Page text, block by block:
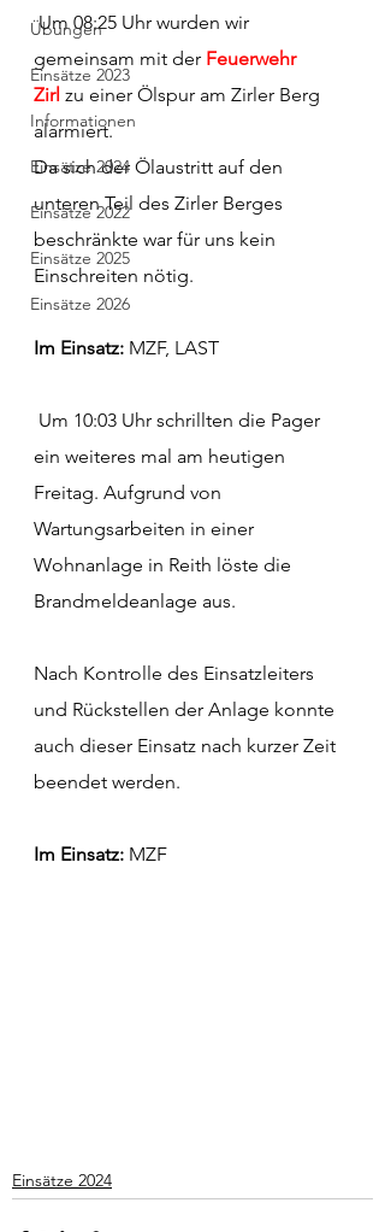
Übungen
Einsätze 2023
Informationen
Einsätze 2024
Einsätze 2022
Einsätze 2025
Einsätze 2026
Um 08:25 Uhr wurden wir
gemeinsam mit der Feuerwehr
Zirl zu einer Ölspur am Zirler Berg
alarmiert.
Da sich der Ölaustritt auf den
unteren Teil des Zirler Berges
beschränkte war für uns kein
Einschreiten nötig.
Im Einsatz: MZF, LAST
Um 10:03 Uhr schrillten die Pager
ein weiteres mal am heutigen
Freitag. Aufgrund von
Wartungsarbeiten in einer
Wohnanlage in Reith löste die
Brandmeldeanlage aus.
Nach Kontrolle des Einsatzleiters
und Rückstellen der Anlage konnte
auch dieser Einsatz nach kurzer Zeit
beendet werden.
Im Einsatz: MZF
Einsätze 2024